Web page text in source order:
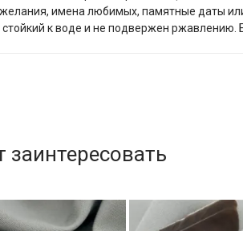
имена любимых, памятные даты
к воде и не подвержен ржавлению.